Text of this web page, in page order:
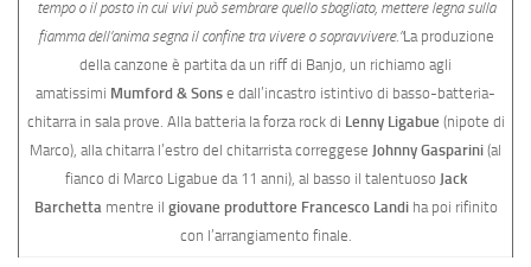
tempo o il posto in cui vivi può sembrare quello sbagliato, mettere legna sulla
fiamma dell’anima segna il confine tra vivere o sopravvivere.”La produzione
della canzone è partita da un riff di Banjo, un richiamo agli
amatissimi Mumford & Sons e dall’incastro istintivo di basso-batteria-
chitarra in sala prove. Alla batteria la forza rock di Lenny Ligabue (nipote di
Marco), alla chitarra l’estro del chitarrista correggese Johnny Gasparini (al
fianco di Marco Ligabue da 11 anni), al basso il talentuoso Jack
Barchetta mentre il giovane produttore Francesco Landiha poi rifinito
con l’arrangiamento finale.